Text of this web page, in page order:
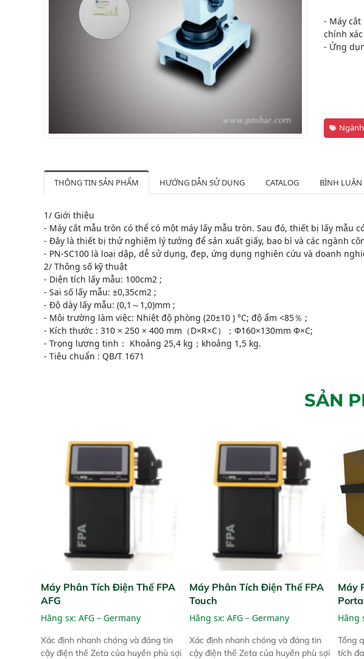
- Máy
chính
- Ứng
THÔNG TIN SẢN PHẨM HƯỚNG DẪN SỬ DỤNG CATALOG BÌNH LUẬN
1/ Giới thiệu
- Máy cắt mẫu tròn có thể có một máy lấy mẫu tròn. Sau đó, thiết bị lấy mẫu
- Đây là thiết bị thử nghiệm lý tưởng để sản xuất giấy, bao bì và các ngành
- PN-SC100 là loại dập, dễ sử dụng, đẹp, ứng dụng nghiên cứu và doanh
2/ Thông số kỹ thuật
- Diện tích lấy mẫu: 100cm2 ;
- Sai số lấy mẫu: ±0,35cm2 ;
- Độ dày lấy mẫu: (0,1～1,0)mm ;
- Môi trường làm việc: Nhiệt độ phòng (20±10 ) °C; độ ẩm <85％ ;
- Kích thước : 310 × 250 × 400 mm（D×R×C）；Φ160×130mm Φ×C;
- Trọng lượng tịnh： Khoảng 25,4 kg；khoảng 1,5 kg.
- Tiêu chuẩn : QB/T 1671
SẢN
Máy Phân Tích Điện Thế FPA
AFG
Hãng sx: AFG – Germany
Xác định nhanh chóng và đáng tin
cậy điện thế Zeta của huyền phù sợi
Máy Phân Tích Điện Thế FPA
Touch
Hãng sx: AFG – Germany
Xác định nhanh chóng và đáng tin
cậy điện thế Zeta của huyền phù sợi
Máy
6100
Hãng
Tổng
tích